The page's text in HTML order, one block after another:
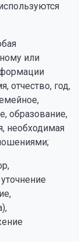
или
отчество, год,
образование,
необходимая